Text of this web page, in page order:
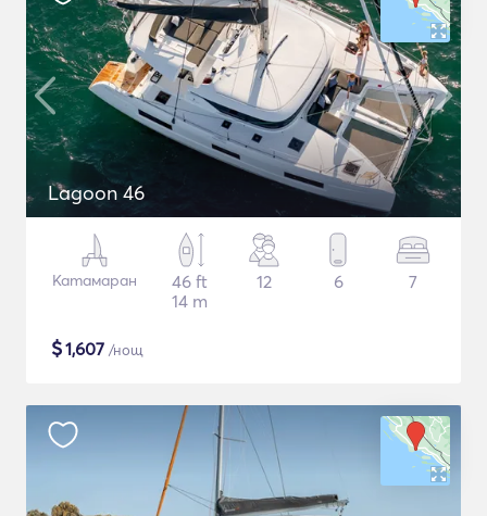
Lagoon 46
Катамаран
46 ft
14 m
12 6 7
$1,607 /нощ